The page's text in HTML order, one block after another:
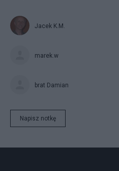
Jacek K.M.
marek.w
brat Damian
Napisz notkę